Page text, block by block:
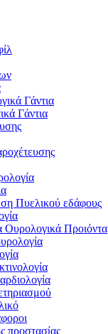
Γάντια
Γάντια
Πυελικού εδάφους
Ουρολογικά Προιόντα
προστασίας